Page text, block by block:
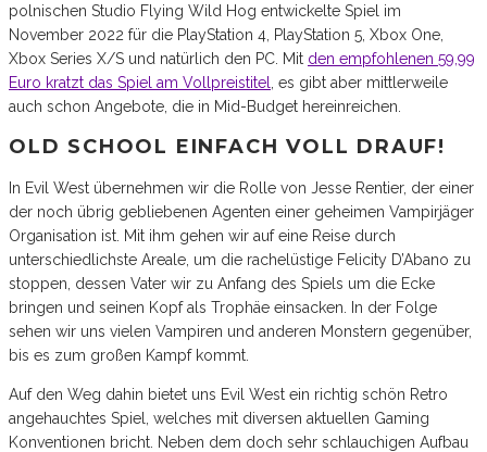
polnischen Studio Flying Wild Hog entwickelte Spiel im
November 2022 für die PlayStation 4, PlayStation 5, Xbox One,
Xbox Series X/S und natürlich den PC. Mit den empfohlenen 59,99
Euro kratzt das Spiel am Vollpreistitel
, es gibt aber mittlerweile
auch schon Angebote, die in Mid-Budget hereinreichen.
OLD SCHOOL EINFACH VOLL DRAUF!
In Evil West übernehmen wir die Rolle von Jesse Rentier, der einer
der noch übrig gebliebenen Agenten einer geheimen Vampirjäger
Organisation ist. Mit ihm gehen wir auf eine Reise durch
unterschiedlichste Areale, um die rachelüstige Felicity D’Abano zu
stoppen, dessen Vater wir zu Anfang des Spiels um die Ecke
bringen und seinen Kopf als Trophäe einsacken. In der Folge
sehen wir uns vielen Vampiren und anderen Monstern gegenüber,
bis es zum großen Kampf kommt.
Auf den Weg dahin bietet uns Evil West ein richtig schön Retro
angehauchtes Spiel, welches mit diversen aktuellen Gaming
Konventionen bricht. Neben dem doch sehr schlauchigen Aufbau